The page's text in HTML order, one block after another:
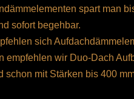
spart man
sofort begehbar.
sich
empfehlen wir Duo-Dach
schon mit Stärken bis 400